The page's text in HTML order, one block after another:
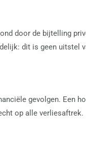
door de bijtelling
dit is geen uitstel
gevolgen. Een
op alle verliesaftrek.